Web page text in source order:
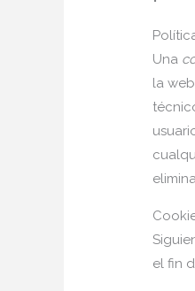
Una
la
el fin